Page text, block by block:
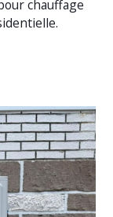
chauffage